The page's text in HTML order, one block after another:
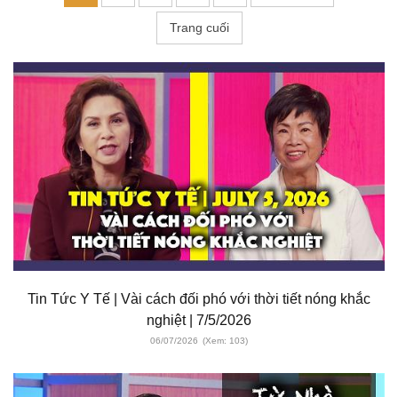
Trang cuối
Tin Tức Y Tế | Vài cách đối phó với thời tiết nóng khắc
nghiệt | 7/5/2026
06/07/2026 (Xem: 103)